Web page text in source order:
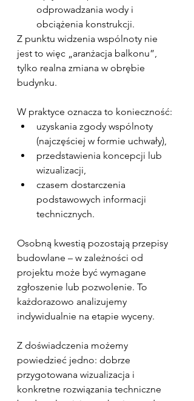
odprowadzania wody i
obciążenia konstrukcji.
Z punktu widzenia wspólnoty nie
jest to więc „aranżacja balkonu”,
tylko realna zmiana w obrębie
budynku.
W praktyce oznacza to konieczność:
uzyskania zgody wspólnoty
(najczęściej w formie uchwały),
przedstawienia koncepcji lub
wizualizacji,
czasem dostarczenia
podstawowych informacji
technicznych.
Osobną kwestią pozostają przepisy
budowlane – w zależności od
projektu może być wymagane
zgłoszenie lub pozwolenie. To
każdorazowo analizujemy
indywidualnie na etapie wyceny.
Z doświadczenia możemy
powiedzieć jedno: dobrze
przygotowana wizualizacja i
konkretne rozwiązania techniczne